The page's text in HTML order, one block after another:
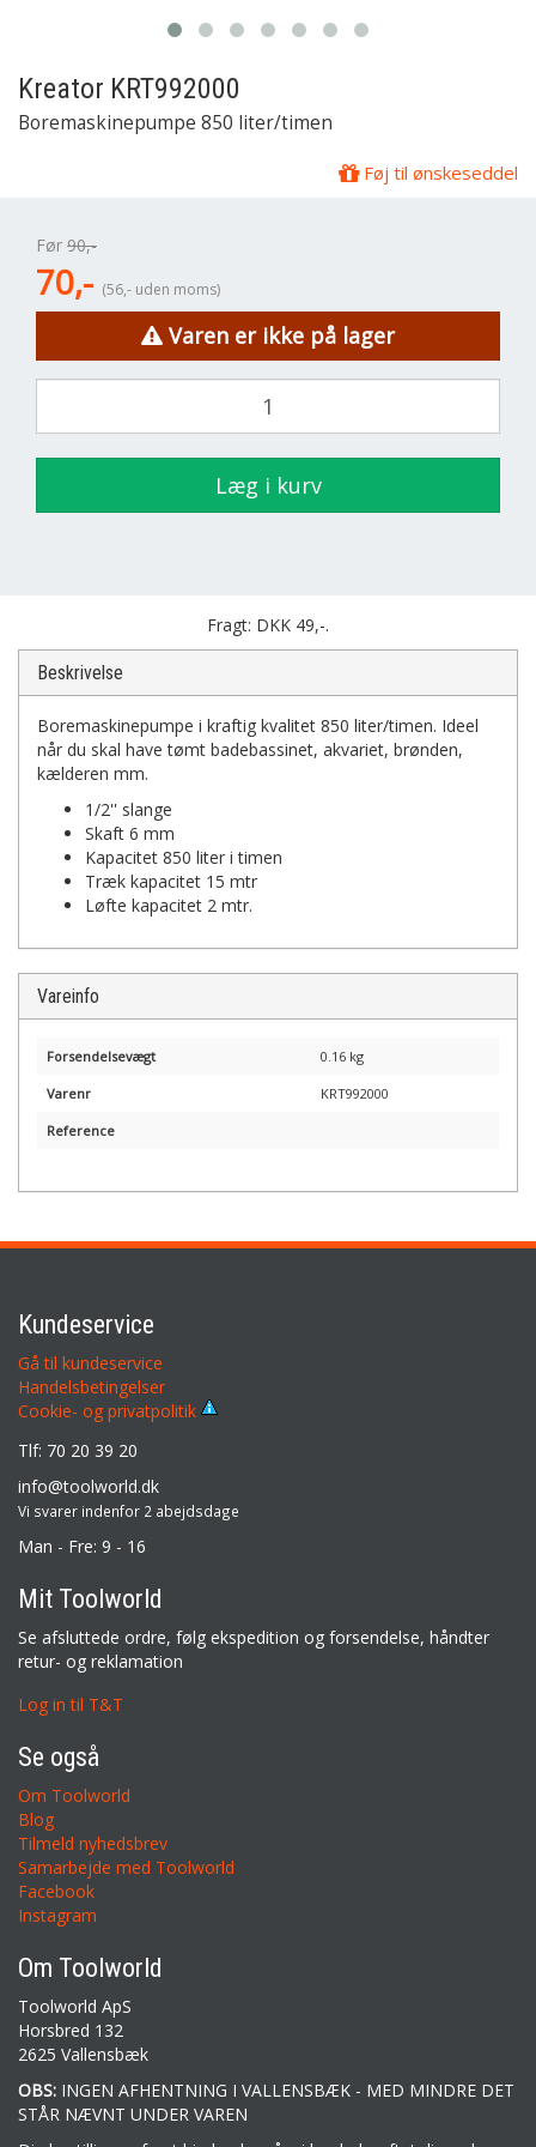
Kreator KRT992000
Boremaskinepumpe 850 liter/timen
Føj til ønskeseddel
Før 90,-
70,- (56,- uden moms)
Varen er ikke på lager
Læg i kurv
Fragt: DKK 49,-.
Beskrivelse
Boremaskinepumpe i kraftig kvalitet 850 liter/timen. Ideel
når du skal have tømt badebassinet, akvariet, brønden,
kælderen mm.
1/2'' slange
Skaft 6 mm
Kapacitet 850 liter i timen
Træk kapacitet 15 mtr
Løfte kapacitet 2 mtr.
Vareinfo
Forsendelsevægt 0.16 kg
Varenr KRT992000
Reference
Kundeservice
Gå til kundeservice
Handelsbetingelser
Cookie- og privatpolitik
Tlf: 70 20 39 20
info@toolworld.dk
Vi svarer indenfor 2 abejdsdage
Man - Fre: 9 - 16
Mit Toolworld
Se afsluttede ordre, følg ekspedition og forsendelse, håndter
retur- og reklamation
Log in til T&T
Se også
Om Toolworld
Blog
Tilmeld nyhedsbrev
Samarbejde med Toolworld
Facebook
Instagram
Om Toolworld
Toolworld ApS
Horsbred 132
2625 Vallensbæk
OBS: INGEN AFHENTNING I VALLENSBÆK - MED MINDRE DET
STÅR NÆVNT UNDER VAREN